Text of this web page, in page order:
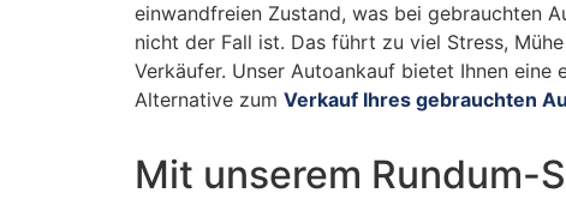
einwandfreien Zustand, was bei gebrauchten
nicht der Fall ist. Das führt zu viel Stress,
Verkäufer. Unser Autoankauf bietet Ihnen eine
Alternative zum Verkauf Ihres gebrauchten
Mit unserem Rundum-